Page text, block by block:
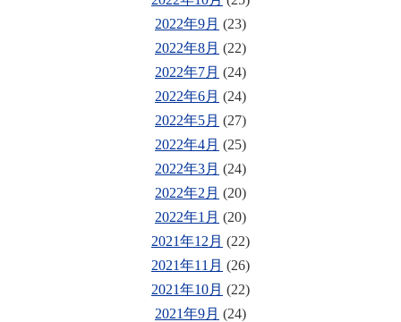
2022年9月 (23)
2022年8月 (22)
2022年7月 (24)
2022年6月 (24)
2022年5月 (27)
2022年4月 (25)
2022年3月 (24)
2022年2月 (20)
2022年1月 (20)
2021年12月 (22)
2021年11月 (26)
2021年10月 (22)
2021年9月 (24)